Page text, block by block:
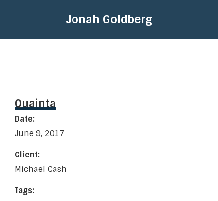
Jonah Goldberg
Quainta
Date:
June 9, 2017
Client:
Michael Cash
Tags: